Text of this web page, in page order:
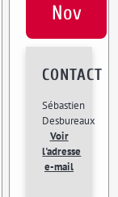
Nov
CONTACT
Sébastien
Desbureaux
Voir
l'adresse
e-mail